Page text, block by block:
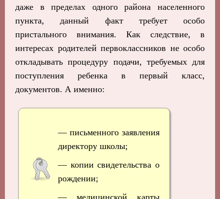
даже в пределах одного района населенного
пункта, данный факт требует особо
пристального внимания. Как следствие, в
интересах родителей первоклассников не особо
откладывать процедуру подачи, требуемых для
поступления ребенка в первый класс,
документов. А именно:
— письменного заявления
директору школы;
— копии свидетельства о
рождении;